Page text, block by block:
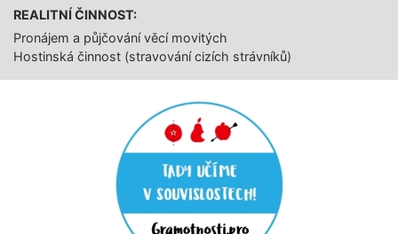
REALITNÍ ČINNOST:
Pronájem a půjčování věcí movitých
Hostinská činnost (stravování cizích strávníků)